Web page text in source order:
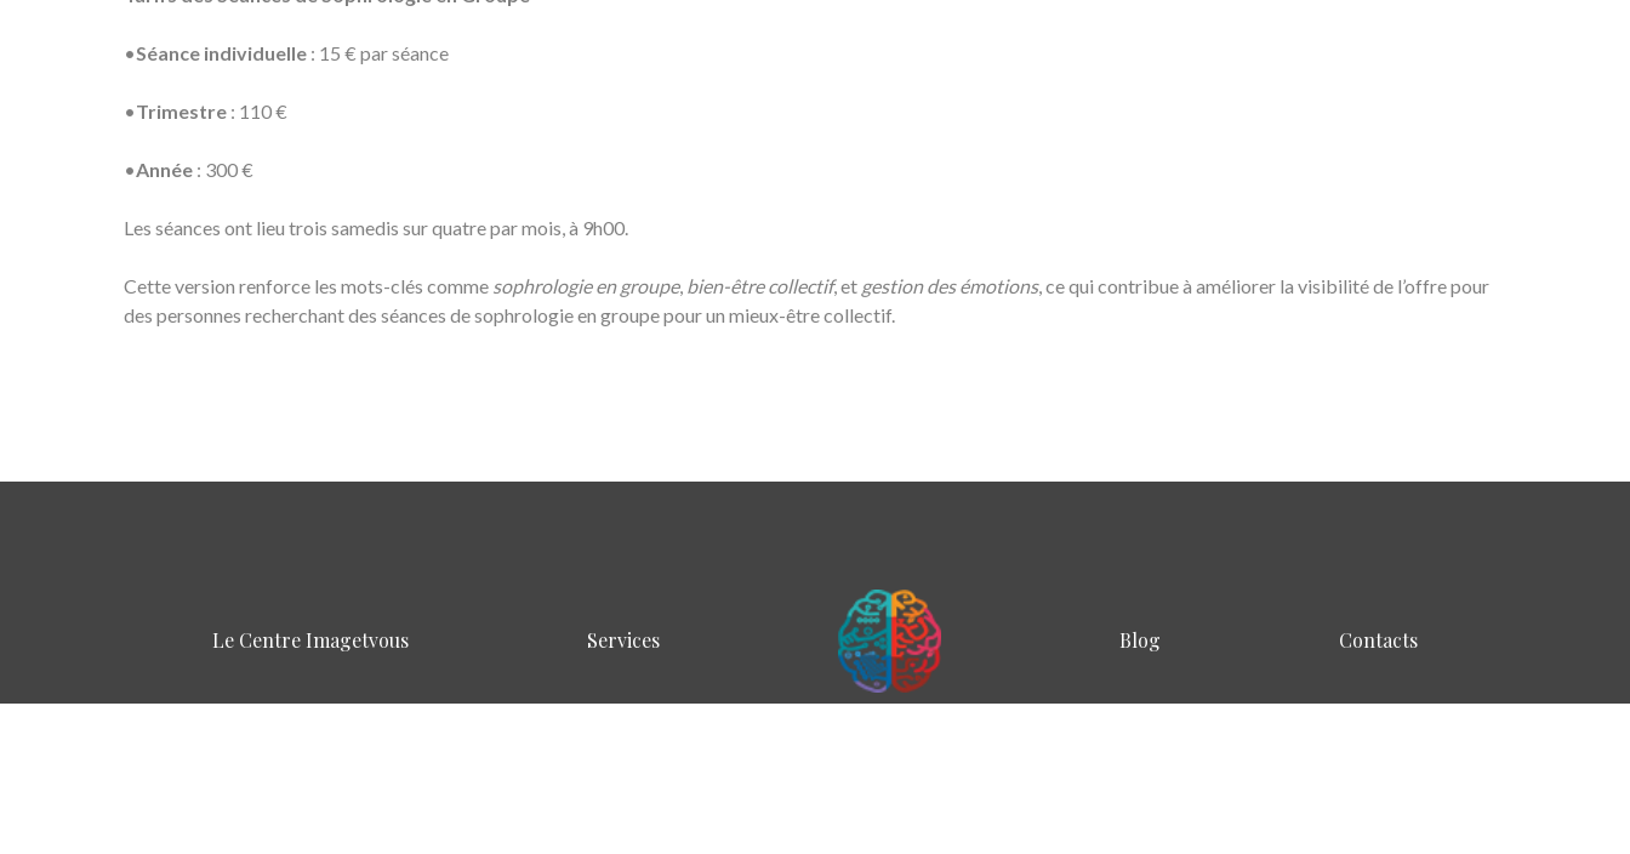
•Séance individuelle : 15 € par séance
•Trimestre : 110 €
•Année : 300 €
Les séances ont lieu trois samedis sur quatre par mois, à 9h00.
Cette version renforce les mots-clés comme sophrologie en groupe, bien-être collectif, et gestion des émotions, ce qui contribue à améliorer la visibilité de l’offre pour
des personnes recherchant des séances de sophrologie en groupe pour un mieux-être collectif.
Le Centre Imagetvous Services Blog Contacts